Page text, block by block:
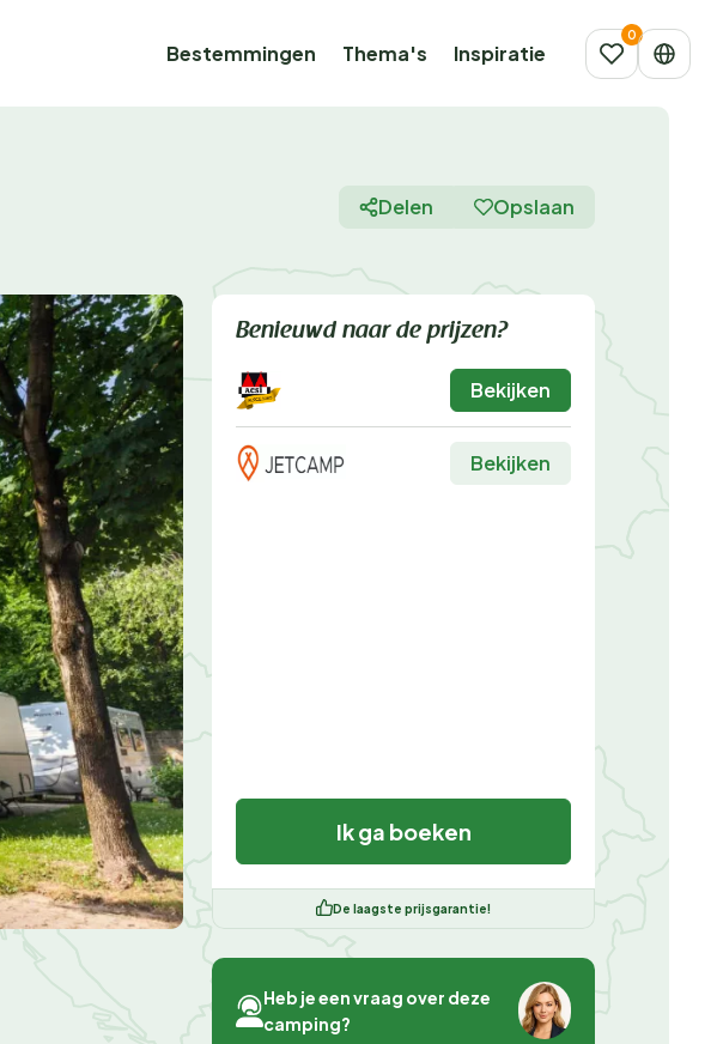
Bestemmingen Thema's Inspiratie
Delen Opslaan
Benieuwd naar de prijzen?
Bekijken
Bekijken
Ik ga boeken
De laagste prijsgarantie!
Heb je een vraag over deze
camping?